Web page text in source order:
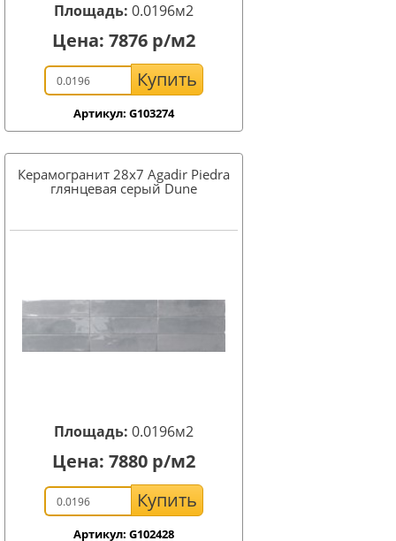
Площадь: 0.0196м2
Цена: 7876 р/м2
Купить
Артикул: G103274
Керамогранит 28x7 Agadir Piedra
глянцевая серый Dune
Площадь: 0.0196м2
Цена: 7880 р/м2
Купить
Артикул: G102428